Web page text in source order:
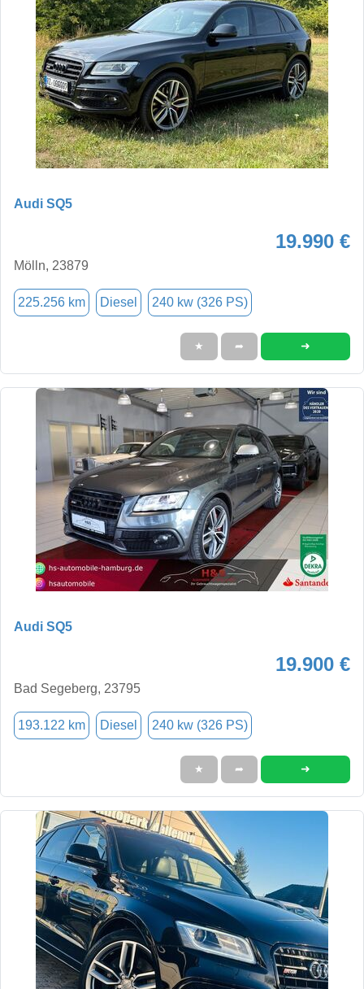
Audi SQ5
19.990 €
Mölln, 23879
225.256 km Diesel 240 kw (326 PS)
★ ➦ ➜
Audi SQ5
19.900 €
Bad Segeberg, 23795
193.122 km Diesel 240 kw (326 PS)
★ ➦ ➜